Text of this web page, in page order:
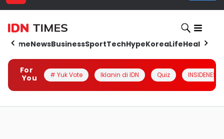
HomeNewsBusinessSportTechHypeKoreaLifeHealth
For
You
# Yuk Vote Iklanin di IDN Quiz INSIDENESIA